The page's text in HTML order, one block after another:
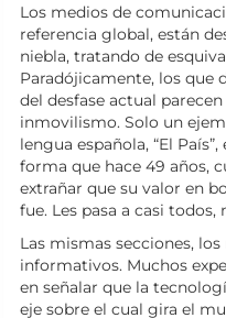
Los medios de
referencia global, están
niebla, tratando de
Paradójicamente, los que
del desfase actual
inmovilismo. Solo un
lengua española, “El
forma que hace 49 años,
extrañar que su valor en
fue. Les pasa a casi todos,
Las mismas secciones,
informativos. Muchos
en señalar que la
eje sobre el cual gira el